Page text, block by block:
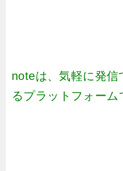
noteは、気軽に発
るプラットフォーム